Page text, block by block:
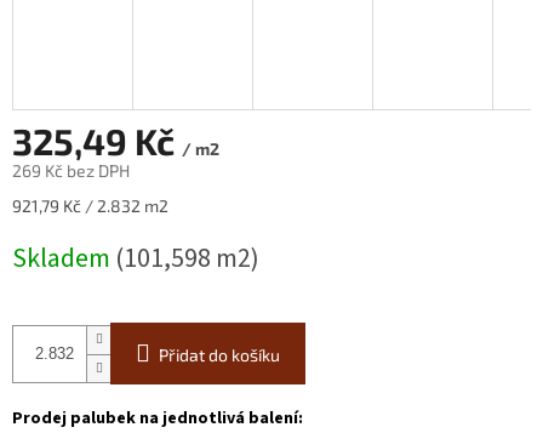
325,49 Kč / m2
269 Kč bez DPH
Měrná
921,79 Kč / 2.832 m2
Skladem (101,598 m2)
Přidat do košíku
Prodej palubek na jednotlivá balení: